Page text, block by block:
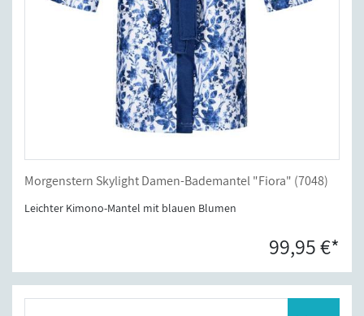
Morgenstern Skylight Damen-Bademantel "Fiora" (7048)
Leichter Kimono-Mantel mit blauen Blumen
99,95 €*